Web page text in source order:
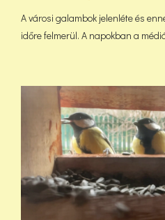
A városi galambok jelenléte és
időre felmerül. A napokban a